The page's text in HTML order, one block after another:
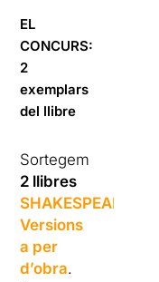
EL
CONCURS:
2
exemplars
del llibre
Sortegem
2 llibres
SHAKESPEARE,
Versions
a per
d’obra.